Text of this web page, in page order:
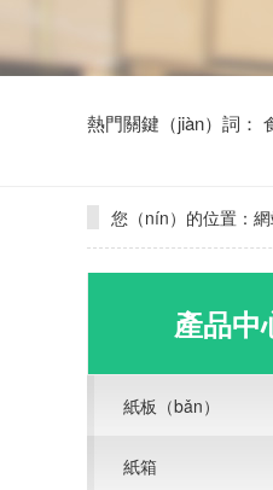
熱門關鍵（jiàn）詞：
您（nín）的位置：
產品中
紙板（bǎn）
紙箱